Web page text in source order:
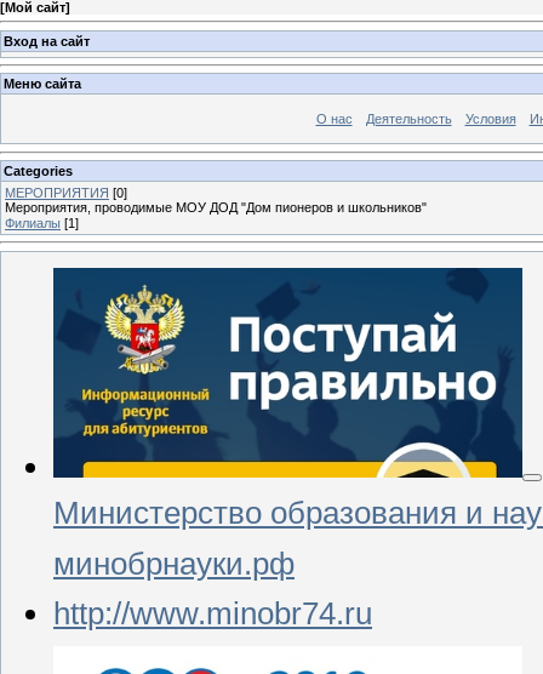
[Мой сайт]
Вход на сайт
Меню сайта
О нас Деятельность Условия
Categories
МЕРОПРИЯТИЯ [0]
Мероприятия, проводимые МОУ ДОД "Дом пионеров и школьников"
Филиалы [1]
Министерство образования и
минобрнауки.рф
http://www.minobr74.ru